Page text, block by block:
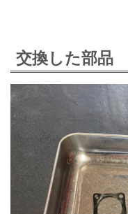
交換した部品